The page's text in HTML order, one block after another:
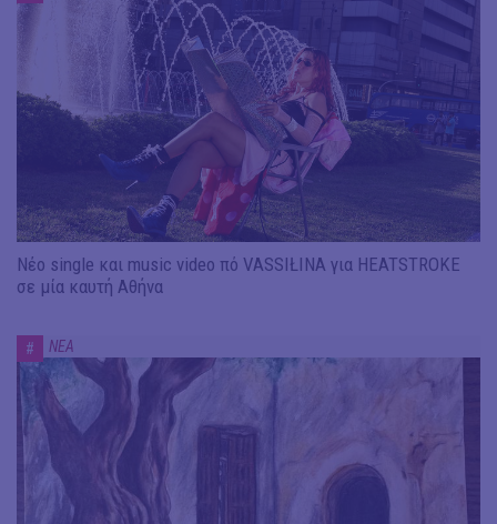
Νέο single και music video πό VASSIŁINA για HEATSTROKE
σε μία καυτή Αθήνα
# ΝΕΑ